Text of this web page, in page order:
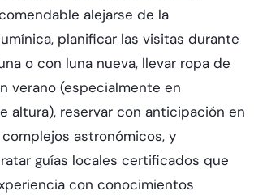
alejarse de la
planificar las visitas durante
o con luna nueva, llevar ropa de
verano (especialmente en
altura), reservar con anticipación en
astronómicos, y
guías locales certificados que
con conocimientos